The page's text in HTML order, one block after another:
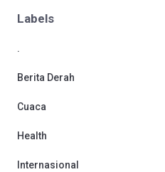
Labels
.
Berita Derah
Cuaca
Health
Internasional